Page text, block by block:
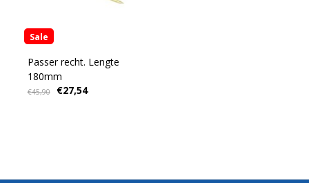
Sale
Passer recht. Lengte
180mm
€45,90 €27,54